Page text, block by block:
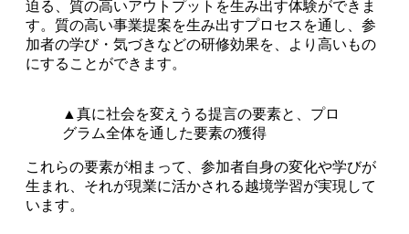
迫る、質の高いアウトプットを生み出す体験ができま
す。質の高い事業提案を生み出すプロセスを通し、参
加者の学び・気づきなどの研修効果を、より高いもの
にすることができます。
▲真に社会を変えうる提言の要素と、プロ
グラム全体を通した要素の獲得
これらの要素が相まって、参加者自身の変化や学びが
生まれ、それが現業に活かされる越境学習が実現して
います。